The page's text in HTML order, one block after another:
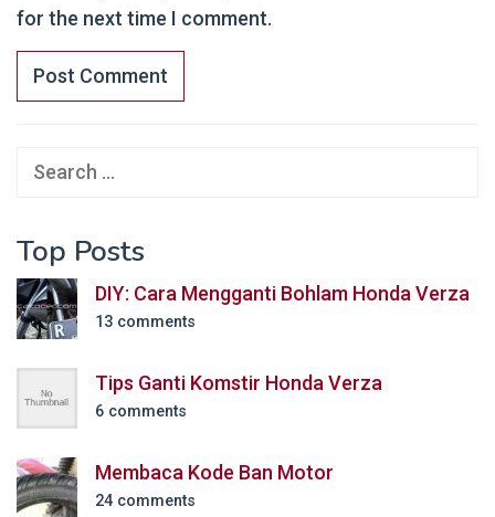
for the next time I comment.
Search
Top Posts
DIY: Cara Mengganti Bohlam Honda Verza
13 comments
Tips Ganti Komstir Honda Verza
6 comments
Membaca Kode Ban Motor
24 comments